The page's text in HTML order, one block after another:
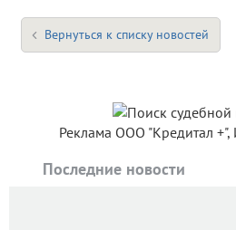
Вернуться к списку новостей
Реклама ООО "Кредитал
Последние новости